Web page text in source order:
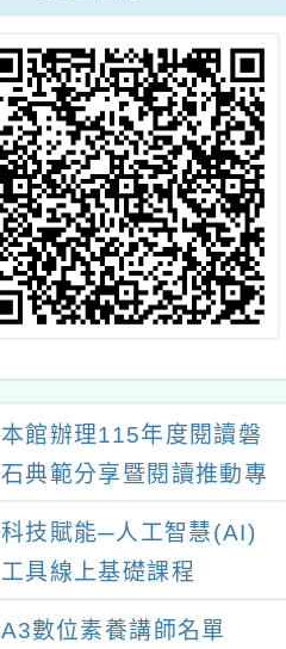
本館辦理115年度閱讀磐
石典範分享暨閱讀推動專
科技賦能─人工智慧(AI)
工具線上基礎課程
A3數位素養講師名單